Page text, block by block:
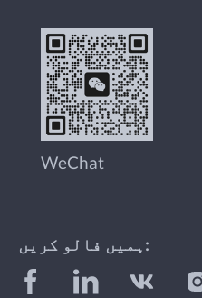
WeChat
ہمیں فالو کریں: